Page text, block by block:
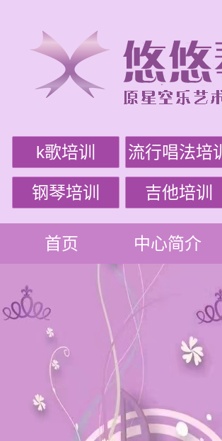
k歌培训 流行唱法培训
钢琴培训 吉他培训
首页 中心简介